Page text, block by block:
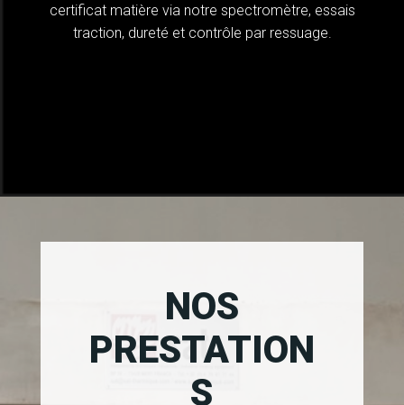
certificat matière via notre spectromètre, essais
traction, dureté et contrôle par ressuage.
NOS
PRESTATION
S